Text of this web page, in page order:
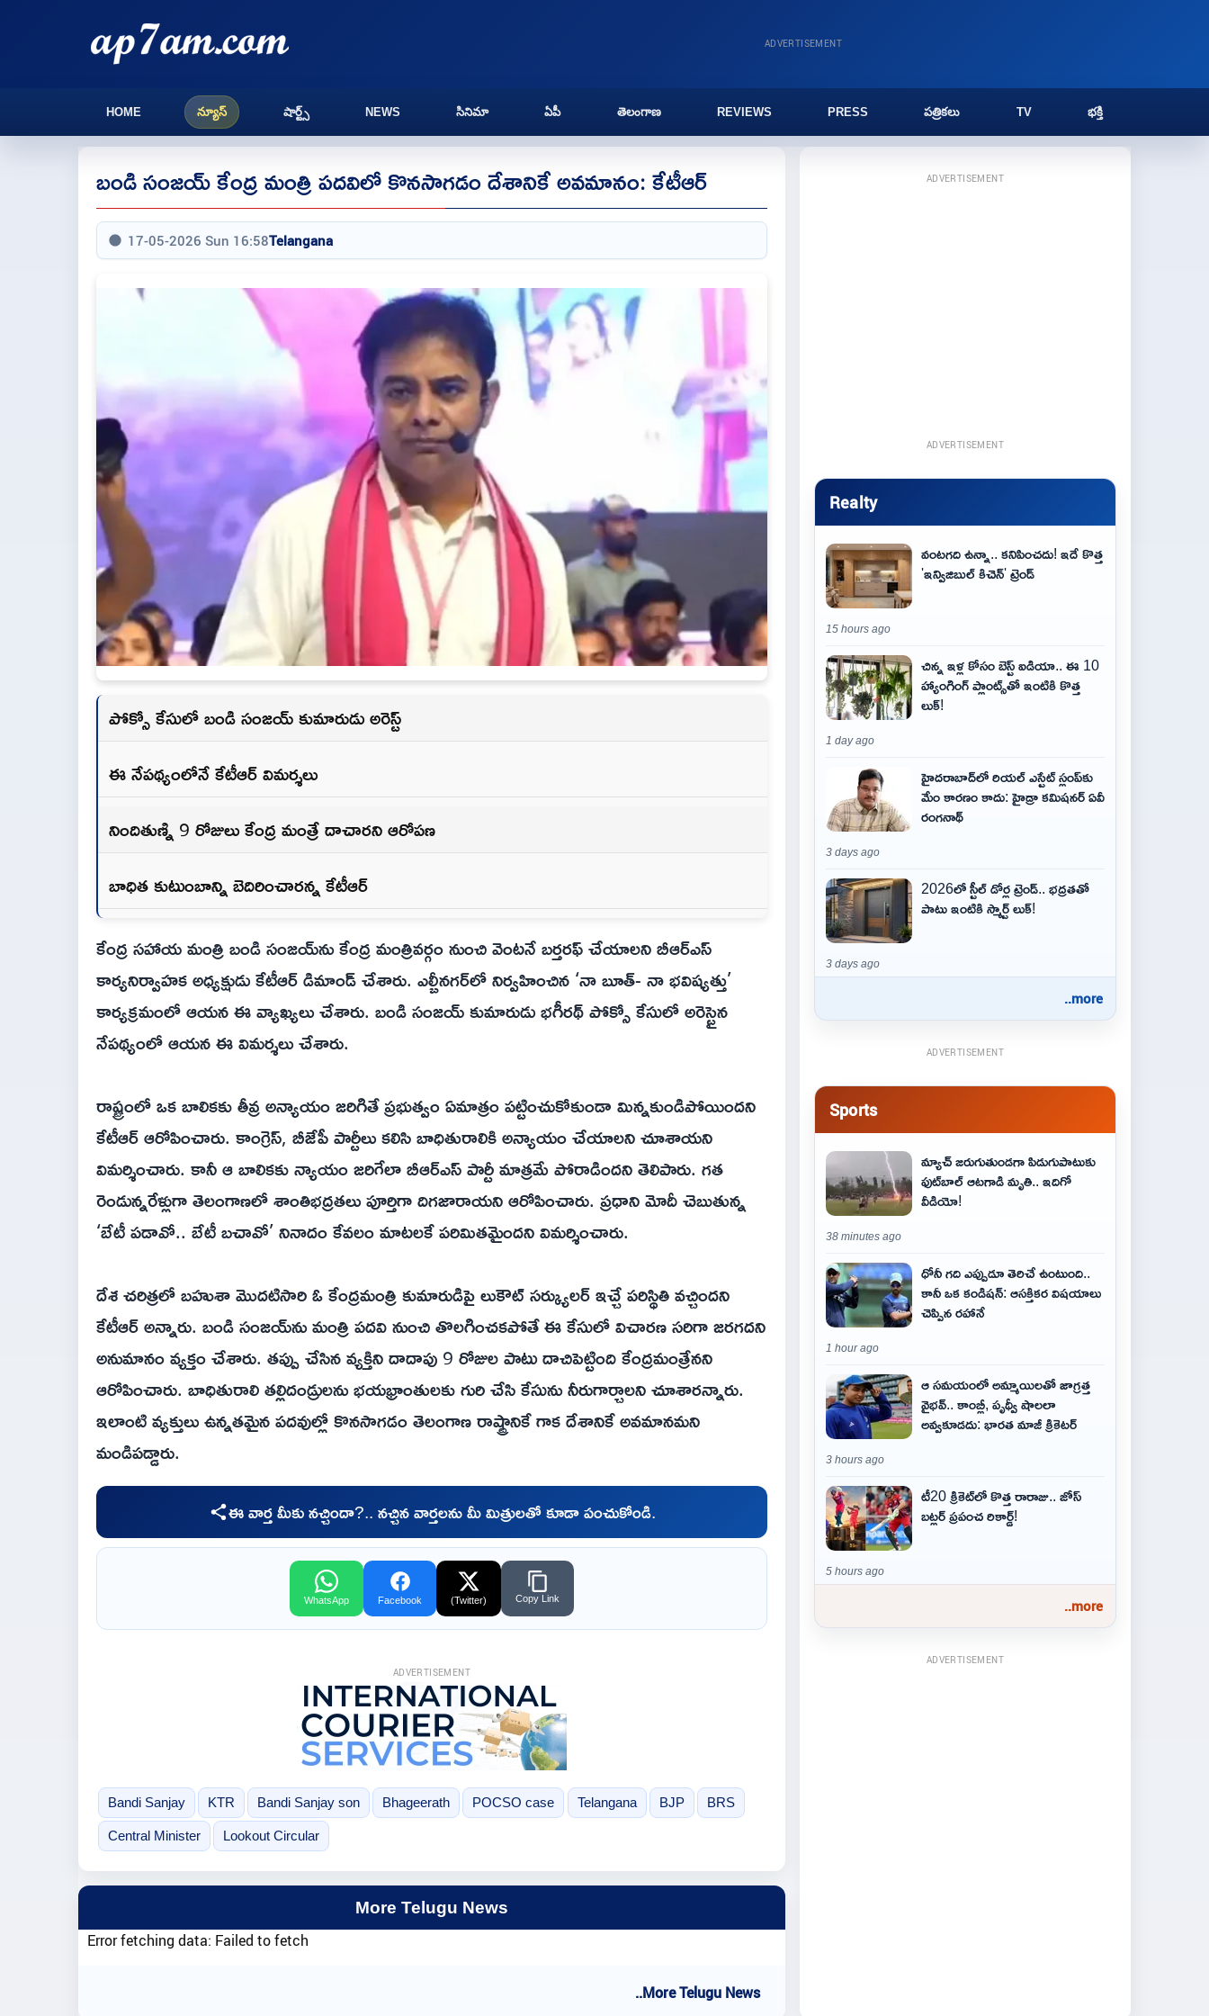
ADVERTISEMENT
HOME న్యూస్ షార్ట్స్ NEWS సినిమా ఏపీ తెలంగాణ REVIEWS PRESS పత్రికలు TV భక్తి
బండి సంజయ్‌ కేంద్ర మంత్రి పదవిలో కొనసాగడం దేశానికే అవమానం: కేటీఆర్‌
17-05-2026 Sun 16:58Telangana
పోక్సో కేసులో బండి సంజయ్‌ కుమారుడు అరెస్ట్‌
ఈ నేపథ్యంలోనే కేటీఆర్‌ విమర్శలు
నిందితుణ్ని 9 రోజులు కేంద్ర మంత్రే దాచారని ఆరోపణ
బాధిత కుటుంబాన్ని బెదిరించారన్న కేటీఆర్‌
కేంద్ర సహాయ మంత్రి బండి సంజయ్‌ను కేంద్ర మంత్రివర్గం నుంచి వెంటనే బర్తరఫ్‌ చేయాలని బీఆర్ఎస్
కార్యనిర్వాహక అధ్యక్షుడు కేటీఆర్‌ డిమాండ్‌ చేశారు. ఎల్బీనగర్‌లో నిర్వహించిన ‘నా బూత్‌- నా భవిష్యత్తు’
కార్యక్రమంలో ఆయన ఈ వ్యాఖ్యలు చేశారు. బండి సంజయ్‌ కుమారుడు భగీరథ్‌ పోక్సో కేసులో అరెస్టైన
నేపథ్యంలో ఆయన ఈ విమర్శలు చేశారు.
రాష్ట్రంలో ఒక బాలికకు తీవ్ర అన్యాయం జరిగితే ప్రభుత్వం ఏమాత్రం పట్టించుకోకుండా మిన్నకుండిపోయిందని
కేటీఆర్‌ ఆరోపించారు. కాంగ్రెస్‌, బీజేపీ పార్టీలు కలిసి బాధితురాలికి అన్యాయం చేయాలని చూశాయని
విమర్శించారు. కానీ ఆ బాలికకు న్యాయం జరిగేలా బీఆర్‌ఎస్‌ పార్టీ మాత్రమే పోరాడిందని తెలిపారు. గత
రెండున్నరేళ్లుగా తెలంగాణలో శాంతిభద్రతలు పూర్తిగా దిగజారాయని ఆరోపించారు. ప్రధాని మోదీ చెబుతున్న
‘బేటీ పడావో.. బేటీ బచావో’ నినాదం కేవలం మాటలకే పరిమితమైందని విమర్శించారు.
దేశ చరిత్రలో బహుశా మొదటిసారి ఓ కేంద్రమంత్రి కుమారుడిపై లుకౌట్‌ సర్క్యులర్‌ ఇచ్చే పరిస్థితి వచ్చిందని
కేటీఆర్‌ అన్నారు. బండి సంజయ్‌ను మంత్రి పదవి నుంచి తొలగించకపోతే ఈ కేసులో విచారణ సరిగా జరగదని
అనుమానం వ్యక్తం చేశారు. తప్పు చేసిన వ్యక్తిని దాదాపు 9 రోజుల పాటు దాచిపెట్టింది కేంద్రమంత్రేనని
ఆరోపించారు. బాధితురాలి తల్లిదండ్రులను భయభ్రాంతులకు గురి చేసి కేసును నీరుగార్చాలని చూశారన్నారు.
ఇలాంటి వ్యక్తులు ఉన్నతమైన పదవుల్లో కొనసాగడం తెలంగాణ రాష్ట్రానికే గాక దేశానికే అవమానమని
మండిపడ్డారు.
ఈ వార్త మీకు నచ్చిందా?.. నచ్చిన వార్తలను మీ మిత్రులతో కూడా పంచుకోండి.
WhatsApp Facebook (Twitter) Copy Link
ADVERTISEMENT
Bandi Sanjay KTR Bandi Sanjay son Bhageerath POCSO case Telangana BJP BRS
Central Minister Lookout Circular
More Telugu News
Error fetching data: Failed to fetch
..More Telugu News
ADVERTISEMENT
ADVERTISEMENT
Realty
వంటగది ఉన్నా.. కనిపించదు! ఇదే కొత్త
'ఇన్విజిబుల్ కిచెన్' ట్రెండ్
15 hours ago
చిన్న ఇళ్ల కోసం బెస్ట్ ఐడియా.. ఈ 10
హ్యాంగింగ్ ప్లాంట్స్‌తో ఇంటికి కొత్త
లుక్!
1 day ago
హైదరాబాద్‌లో రియల్ ఎస్టేట్ స్లంప్‌కు
మేం కారణం కాదు: హైడ్రా కమిషనర్ ఏవీ
రంగనాథ్
3 days ago
2026లో స్టీల్ డోర్ల ట్రెండ్.. భద్రతతో
పాటు ఇంటికి స్మార్ట్ లుక్!
3 days ago
..more
ADVERTISEMENT
Sports
మ్యాచ్ జరుగుతుండగా పిడుగుపాటుకు
ఫుట్‌బాల్ ఆటగాడి మృతి.. ఇదిగో
వీడియో!
38 minutes ago
ధోనీ గది ఎప్పుడూ తెరిచే ఉంటుంది..
కానీ ఒక కండిషన్: ఆసక్తికర విషయాలు
చెప్పిన రహానే
1 hour ago
ఆ స‌మ‌యంలో అమ్మాయిల‌తో జాగ్ర‌త్త‌
వైభ‌వ్‌.. కాంబ్లీ, పృథ్వీ షాలలా
అవ్వ‌కూడ‌దు: భార‌త మాజీ క్రికెట‌ర్‌
3 hours ago
టీ20 క్రికెట్‌లో కొత్త రారాజు.. జోస్
బట్లర్ ప్ర‌పంచ రికార్డ్‌!
5 hours ago
..more
ADVERTISEMENT